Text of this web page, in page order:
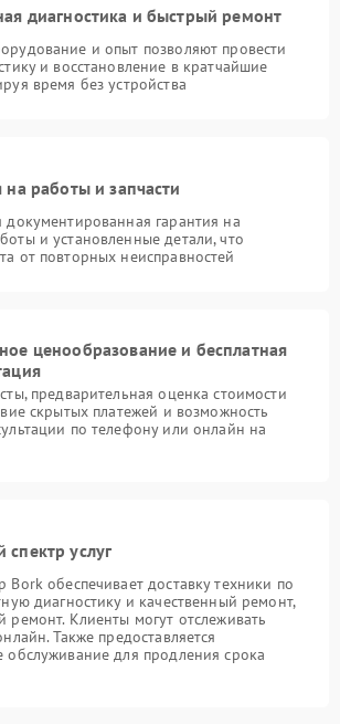
диагностика и быстрый ремонт
и опыт позволяют провести
и восстановление в кратчайшие
время без устройства
на работы и запчасти
документированная гарантия на
и установленные детали, что
от повторных неисправностей
ценообразование и бесплатная
предварительная оценка стоимости
скрытых платежей и возможность
по телефону или онлайн на
услуг
Bork обеспечивает доставку техники по
диагностику и качественный ремонт,
ремонт. Клиенты могут отслеживать
Также предоставляется
обслуживание для продления срока